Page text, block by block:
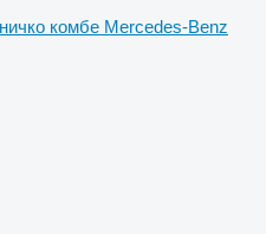
комбе Mercedes-Benz